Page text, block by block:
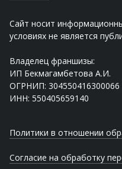
Сайт носит
условиях не является
Владелец франшизы:
ИП Бекмагамбетова А.И.
ОГРНИП: 304550416300066
ИНН: 550405659140
Политики в отношении
Согласие на обработку